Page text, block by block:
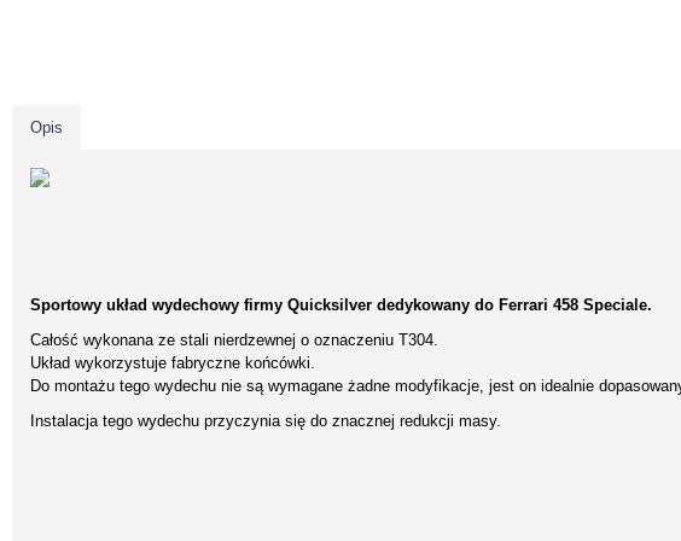
Opis
Sportowy układ wydechowy firmy Quicksilver dedykowany do Ferrari 458 Speciale.
Całość wykonana ze stali nierdzewnej o oznaczeniu T304.
Układ wykorzystuje fabryczne końcówki.
Do montażu tego wydechu nie są wymagane żadne modyfikacje, jest on idealnie
Instalacja tego wydechu przyczynia się do znacznej redukcji masy.